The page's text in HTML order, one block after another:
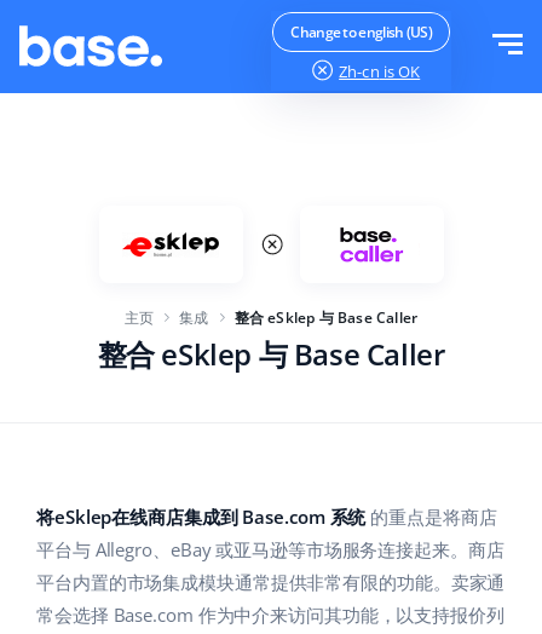
Change to english (US)
Zh-cn is OK
用于电子商务的人工智能
Base Analytics
针对电子商务初创企业
家庭与花园
儿童产品
帮助
学院
中文
english (US)
english (GB)
登录
主页 集成 整合 eSklep 与 Base Caller
整合 eSklep 与 Base Caller
将eSklep在线商店集成到 Base.com 系统的重点是将商店
平台与 Allegro、eBay 或亚马逊等市场服务连接起来。商店
平台内置的市场集成模块通常提供非常有限的功能。卖家通
常会选择 Base.com 作为中介来访问其功能，以支持报价列